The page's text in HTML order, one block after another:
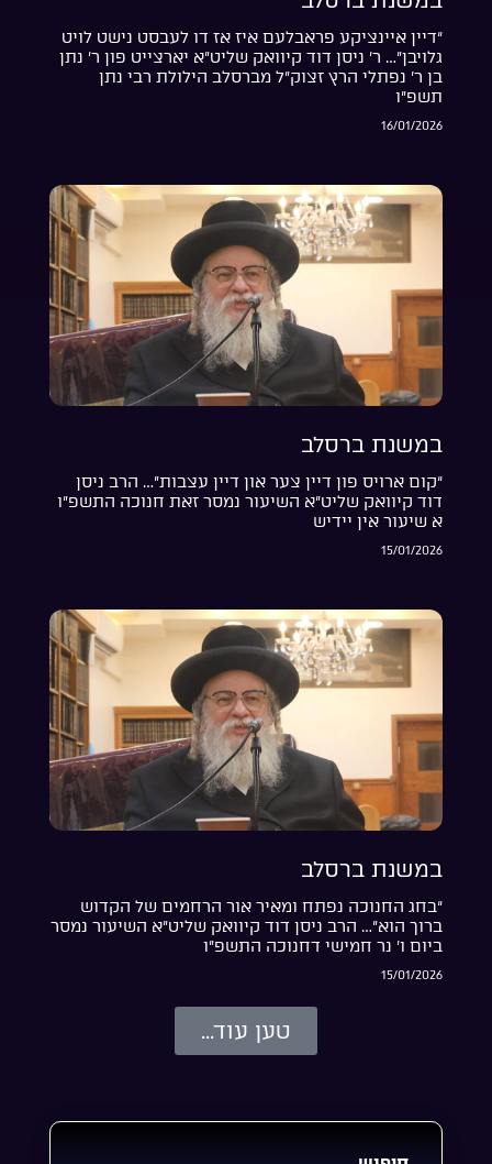
“דיין איינציקע פראבלעם איז אז דו לעבסט נישט לויט
גלויבן”… ר’ ניסן דוד קיוואק שליט”א יארצייט פון ר’ נתן
בן ר’ נפתלי הרץ זצוק”ל מברסלב הילולת רבי נתן
תשפ”ו
16/01/2026
במשנת ברסלב
“קום ארויס פון דיין צער און דיין עצבות”… הרב ניסן
דוד קיוואק שליט”א השיעור נמסר זאת חנוכה התשפ”ו
א שיעור אין יידיש
15/01/2026
במשנת ברסלב
“בחג החנוכה נפתח ומאיר אור הרחמים של הקדוש
ברוך הוא”… הרב ניסן דוד קיוואק שליט”א השיעור נמסר
ביום ו’ נר חמישי דחנוכה התשפ”ו
15/01/2026
טען עוד...